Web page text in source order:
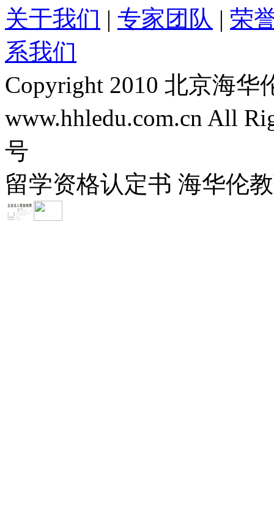
关于我们 | 专家团队 | 荣
系我们
Copyright 2010 北京海
www.hhledu.com.cn All
号
留学资格认定书 海华伦